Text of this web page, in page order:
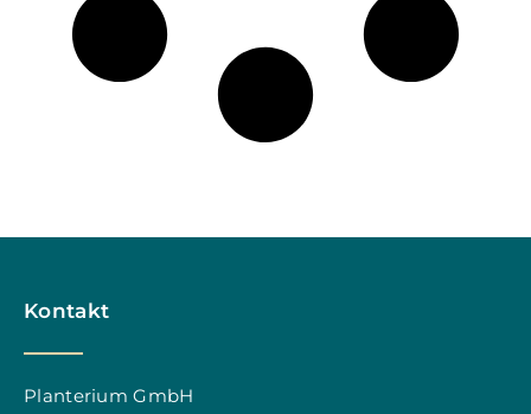
Kontakt
Planterium GmbH